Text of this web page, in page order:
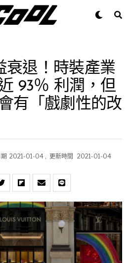
衰退！時裝產業
93％ 利潤，但
有「戲劇性的改
2021-01-04, 更新時間 2021-01-04